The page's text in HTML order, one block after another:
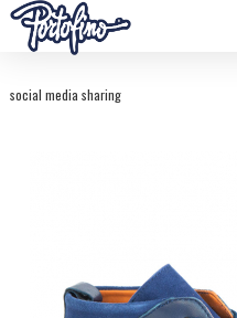
social media sharing